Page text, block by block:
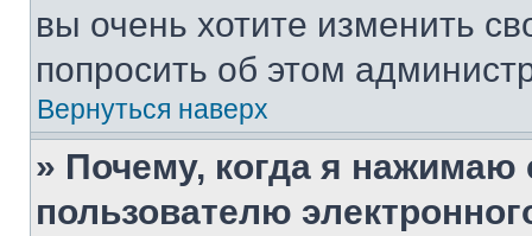
вы очень хотите изменить
попросить об этом
Вернуться наверх
» Почему, когда я нажимаю
пользователю